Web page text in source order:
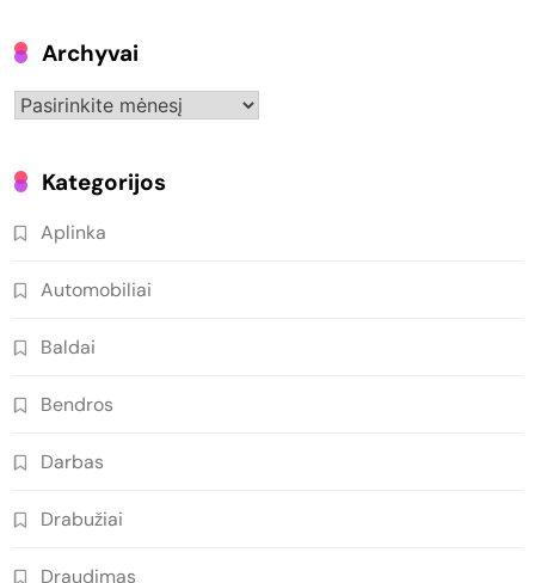
Archyvai
Archyvai
Kategorijos
Aplinka
Automobiliai
Baldai
Bendros
Darbas
Drabužiai
Draudimas